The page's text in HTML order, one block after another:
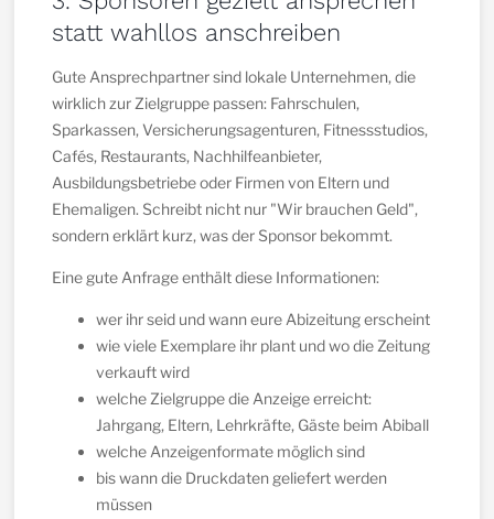
statt wahllos anschreiben
Gute Ansprechpartner sind lokale Unternehmen, die
wirklich zur Zielgruppe passen: Fahrschulen,
Sparkassen, Versicherungsagenturen, Fitnessstudios,
Cafés, Restaurants, Nachhilfeanbieter,
Ausbildungsbetriebe oder Firmen von Eltern und
Ehemaligen. Schreibt nicht nur "Wir brauchen Geld",
sondern erklärt kurz, was der Sponsor bekommt.
Eine gute Anfrage enthält diese Informationen:
wer ihr seid und wann eure Abizeitung erscheint
wie viele Exemplare ihr plant und wo die Zeitung
verkauft wird
welche Zielgruppe die Anzeige erreicht:
Jahrgang, Eltern, Lehrkräfte, Gäste beim Abiball
welche Anzeigenformate möglich sind
bis wann die Druckdaten geliefert werden
müssen